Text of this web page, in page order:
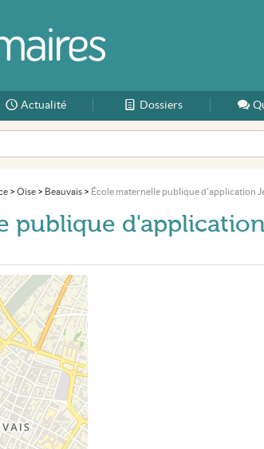
Accueil
Actualité Dossiers
> Oise > Beauvais > École maternelle publique d'application
publique